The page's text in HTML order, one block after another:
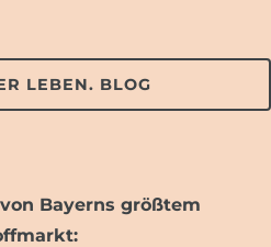
LEBEN. BLOG
Bayerns größtem